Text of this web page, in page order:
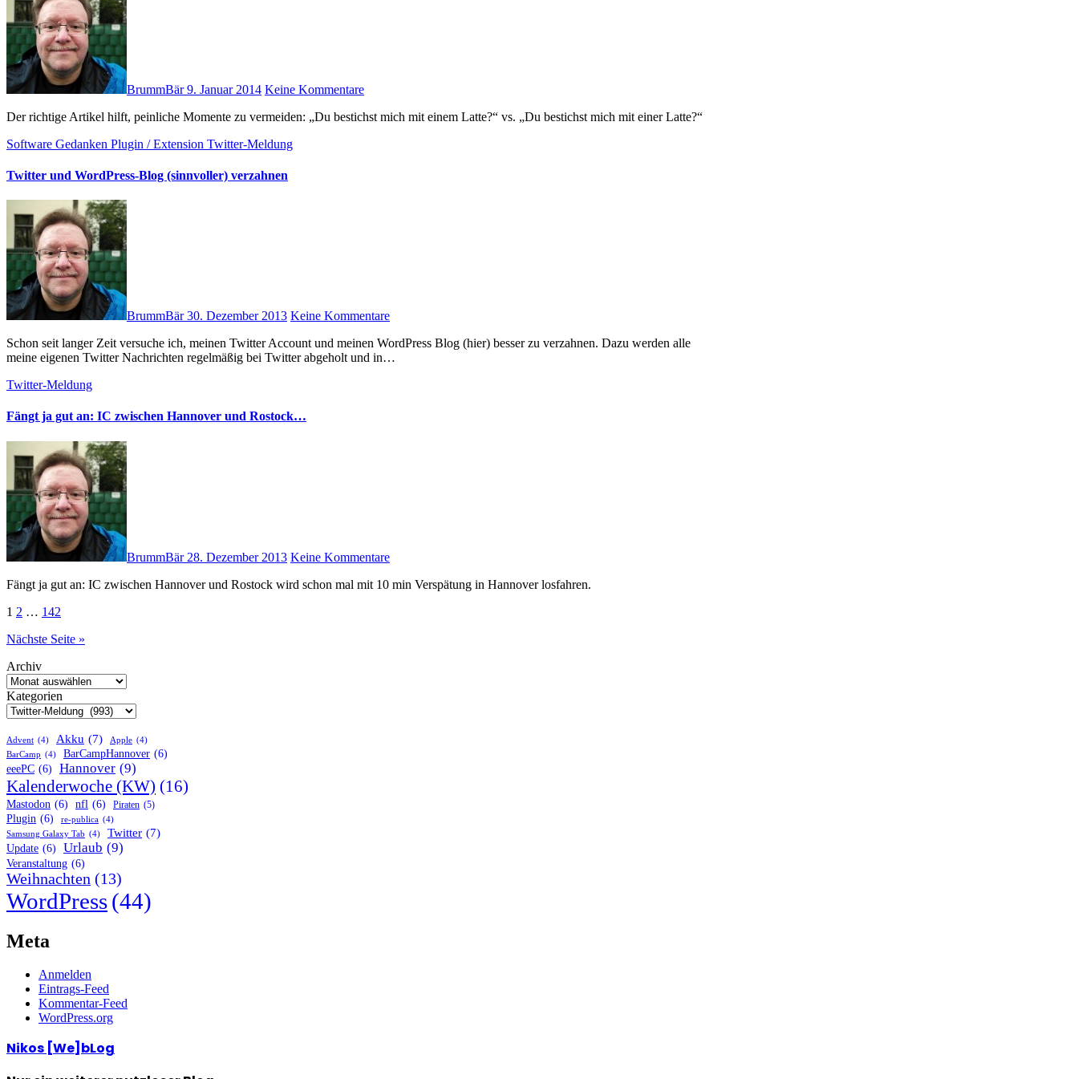
BrummBär9. Januar 2014 Keine Kommentare
Der richtige Artikel hilft, peinliche Momente zu vermeiden: „Du bestichst mich mit einem Latte?“ vs. „Du bestichst mich mit einer Latte?“
Software Gedanken Plugin / Extension Twitter-Meldung
Twitter und WordPress-Blog (sinnvoller) verzahnen
BrummBär30. Dezember 2013 Keine Kommentare
Schon seit langer Zeit versuche ich, meinen Twitter Account und meinen WordPress Blog (hier) besser zu verzahnen. Dazu werden alle
meine eigenen Twitter Nachrichten regelmäßig bei Twitter abgeholt und in…
Twitter-Meldung
Fängt ja gut an: IC zwischen Hannover und Rostock…
BrummBär 28. Dezember 2013 Keine Kommentare
Fängt ja gut an: IC zwischen Hannover und Rostock wird schon mal mit 10 min Verspätung in Hannover losfahren.
Seitennummerierung
der
Beiträge
1 2 … 142
Nächste Seite »
Archiv
Kategorien
Advent (4) Akku (7) Apple (4)
BarCamp (4) BarCampHannover (6)
eeePC (6) Hannover (9)
Kalenderwoche (KW) (16)
Mastodon (6) nfl (6) Piraten (5)
Plugin (6) re-publica (4)
Samsung Galaxy Tab (4) Twitter (7)
Update (6) Urlaub (9)
Veranstaltung (6)
Weihnachten (13)
WordPress(44)
Meta
Anmelden
Eintrags-Feed
Kommentar-Feed
WordPress.org
Nikos [We]bLog